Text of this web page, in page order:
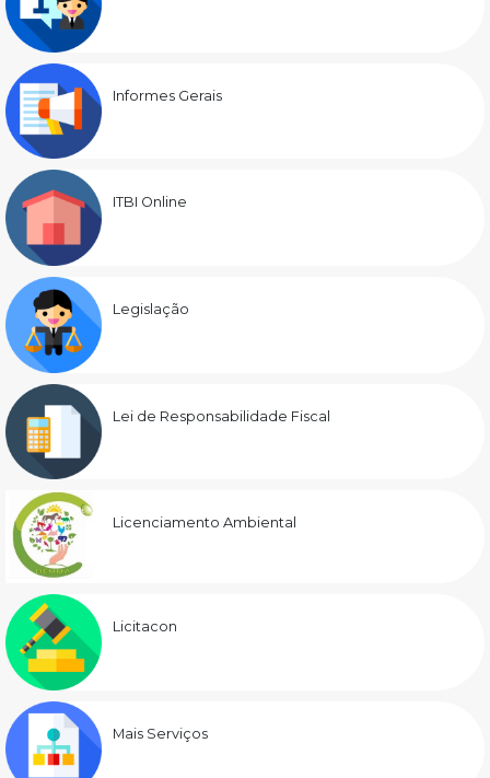
Informes Gerais
ITBI Online
Legislação
Lei de Responsabilidade Fiscal
Licenciamento Ambiental
Licitacon
Mais Serviços